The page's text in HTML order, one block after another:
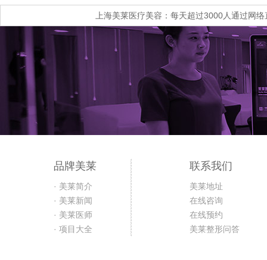
上海美莱医疗美容：每天超过3000人通过网
品牌美莱
· 美莱简介
· 美莱新闻
· 美莱医师
· 项目大全
联系我们
美莱地址
在线咨询
在线预约
美莱整形问答